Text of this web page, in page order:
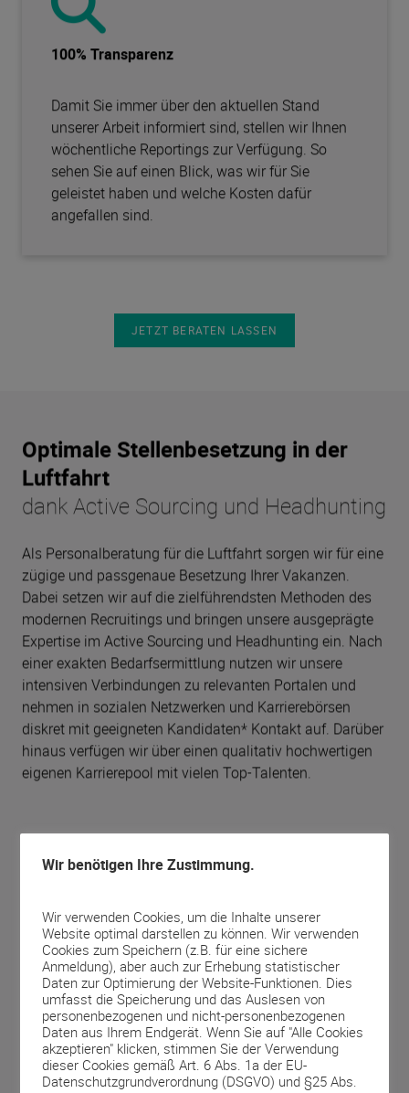
100% Transparenz
Damit Sie immer über den aktuellen Stand
unserer Arbeit informiert sind, stellen wir Ihnen
wöchentliche Reportings zur Verfügung. So
sehen Sie auf einen Blick, was wir für Sie
geleistet haben und welche Kosten dafür
angefallen sind.
JETZT BERATEN LASSEN
Optimale Stellenbesetzung in der
Luftfahrt
dank Active Sourcing und Headhunting
Als Personalberatung für die Luftfahrt sorgen wir für eine
zügige und passgenaue Besetzung Ihrer Vakanzen.
Dabei setzen wir auf die zielführendsten Methoden des
modernen Recruitings und bringen unsere ausgeprägte
Expertise im Active Sourcing und Headhunting ein. Nach
einer exakten Bedarfsermittlung nutzen wir unsere
intensiven Verbindungen zu relevanten Portalen und
nehmen in sozialen Netzwerken und Karrierebörsen
diskret mit geeigneten Kandidaten* Kontakt auf. Darüber
hinaus verfügen wir über einen qualitativ hochwertigen
eigenen Karrierepool mit vielen Top-Talenten.
Maßgeschneiderte Unterstützung bei
Interim-Leistungen Ihrer
Personalberatung für die Luftfahrt
Wir beherrschen das ganze Spektrum des
Personalwesens und verfügen über exzellentes
Branchenwissen. Bei temporären Personalengpässen
sind die Interim-Leistungen von LAS Recruitment, Ihrer
Personalberatung für die Luftfahrt, eine sichere Lösung.
Wir benötigen Ihre Zustimmung.
Wir verwenden Cookies, um die Inhalte unserer
Website optimal darstellen zu können. Wir verwenden
Cookies zum Speichern (z.B. für eine sichere
Anmeldung), aber auch zur Erhebung statistischer
Daten zur Optimierung der Website-Funktionen. Dies
umfasst die Speicherung und das Auslesen von
personenbezogenen und nicht-personenbezogenen
Daten aus Ihrem Endgerät. Wenn Sie auf "Alle Cookies
akzeptieren" klicken, stimmen Sie der Verwendung
dieser Cookies gemäß Art. 6 Abs. 1a der EU-
Datenschutzgrundverordnung (DSGVO) und §25 Abs.